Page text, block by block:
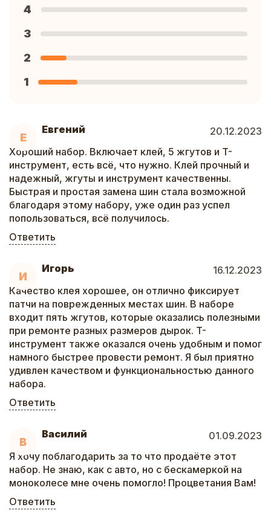
Е
Евгений
20.12.2023
Хороший набор. Включает клей, 5 жгутов и T-
инструмент, есть всё, что нужно. Клей прочный и
надежный, жгуты и инструмент качественны.
Быстрая и простая замена шин стала возможной
благодаря этому набору, уже один раз успел
попользоваться, всё получилось.
Ответить
И
Игорь
16.12.2023
Качество клея хорошее, он отлично фиксирует
патчи на поврежденных местах шин. В наборе
входит пять жгутов, которые оказались полезными
при ремонте разных размеров дырок. T-
инструмент также оказался очень удобным и помог
намного быстрее провести ремонт. Я был приятно
удивлен качеством и функциональностью данного
набора.
Ответить
В
Василий
01.09.2023
Я хочу поблагодарить за то что продаёте этот
набор. Не знаю, как с авто, но с бескамеркой на
моноколесе мне очень помогло! Процветания Вам!
Ответить
4
3
2
1